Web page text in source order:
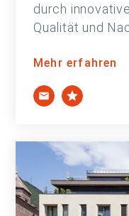
durch
Qualität und
Mehr erfahren